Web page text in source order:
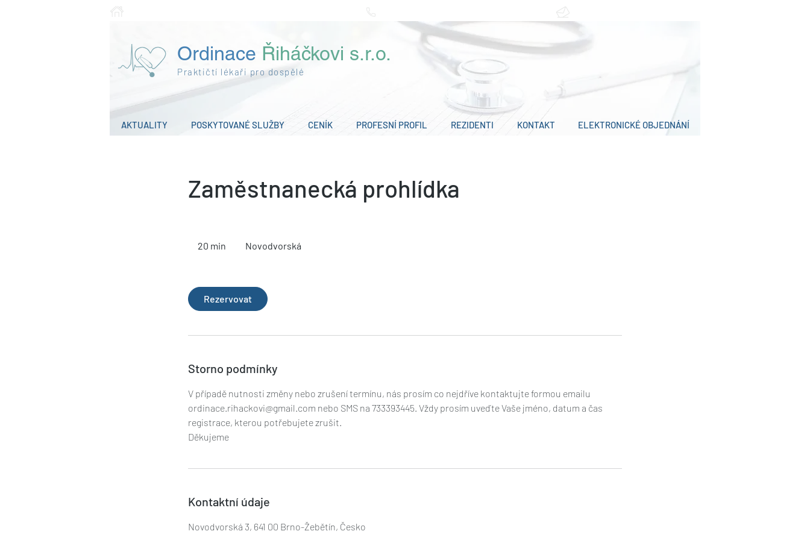
Ordinace Řiháčkovi s.r.o.
Praktičtí lékaři pro dospělé
AKTUALITY POSKYTOVANÉ SLUŽBY CENÍK PROFESNÍ PROFIL REZIDENTI KONTAKT ELEKTRONICKÉ OBJEDNÁNÍ
Zaměstnanecká prohlídka
20 min
i
n
Novodvorská
Rezervovat
Storno podmínky
V případě nutnosti změny nebo zrušení termínu, nás prosím co nejdříve kontaktujte formou emailu
ordinace.rihackovi@gmail.com nebo SMS na 733393445. Vždy prosím uveďte Vaše jméno, datum a čas
registrace, kterou potřebujete zrušit.
Kontaktní údaje
Novodvorská 3, 641 00 Brno-Žebětín, Česko